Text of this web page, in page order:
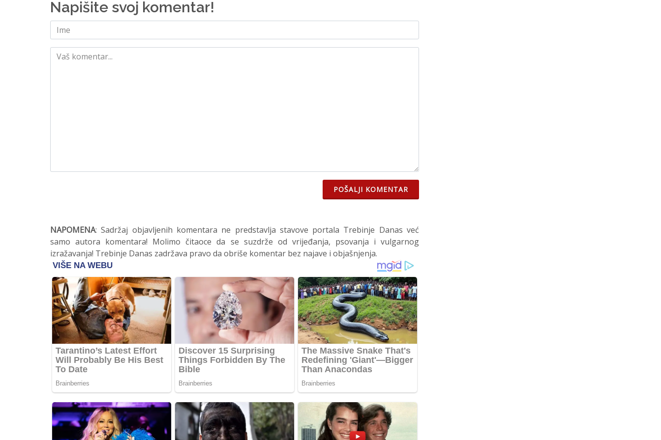
Napišite svoj komentar!
POŠALJI KOMENTAR
NAPOMENA: Sadržaj objavljenih komentara ne predstavlja stavove portala Trebinje Danas već
samo autora komentara! Molimo čitaoce da se suzdrže od vrijeđanja, psovanja i vulgarnog
izražavanja! Trebinje Danas zadržava pravo da obriše komentar bez najave i objašnjenja.